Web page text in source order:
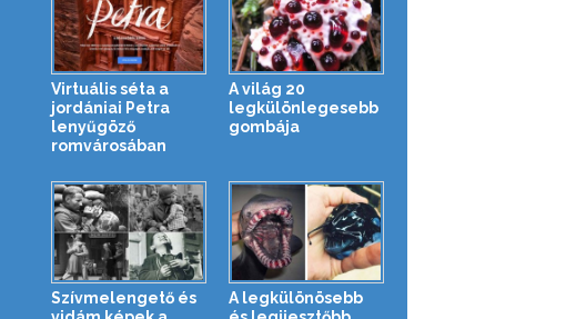
Virtuális séta a
jordániai Petra
lenyűgöző
romvárosában
A világ 20
legkülönlegesebb
gombája
Szívmelengető és
A legkülönösebb